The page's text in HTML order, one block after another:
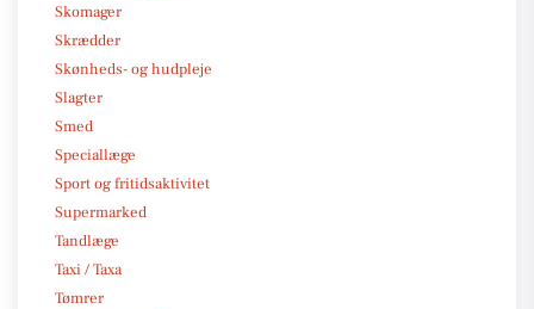
Skomager
Skrædder
Skønheds- og hudpleje
Slagter
Smed
Speciallæge
Sport og fritidsaktivitet
Supermarked
Tandlæge
Taxi / Taxa
Tømrer